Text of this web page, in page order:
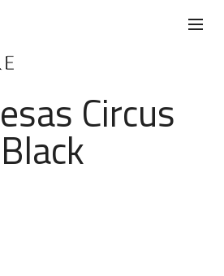
Circus
Black